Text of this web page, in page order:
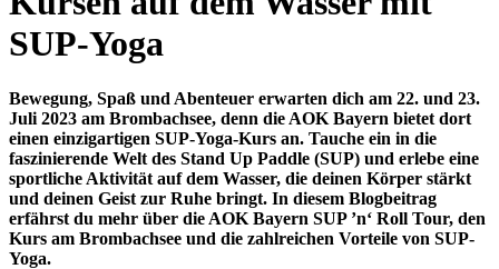
SUP-Yoga
Bewegung, Spaß und Abenteuer erwarten dich am 22. und 23.
Juli 2023 am Brombachsee, denn die AOK Bayern bietet dort
einen einzigartigen SUP-Yoga-Kurs an. Tauche ein in die
faszinierende Welt des Stand Up Paddle (SUP) und erlebe eine
sportliche Aktivität auf dem Wasser, die deinen Körper stärkt
und deinen Geist zur Ruhe bringt. In diesem Blogbeitrag
erfährst du mehr über die AOK Bayern SUP ’n‘ Roll Tour, den
Kurs am Brombachsee und die zahlreichen Vorteile von SUP-
Yoga.